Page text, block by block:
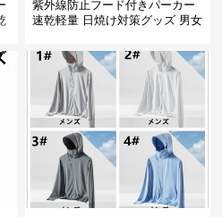
紫外線防止フード付きパーカー
速乾軽量 日焼け対策グッズ 男女